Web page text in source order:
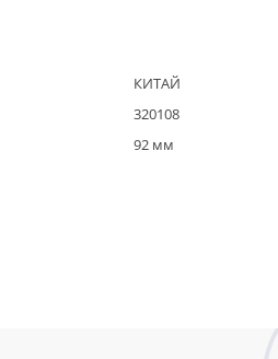
КИТАЙ
320108
92 мм